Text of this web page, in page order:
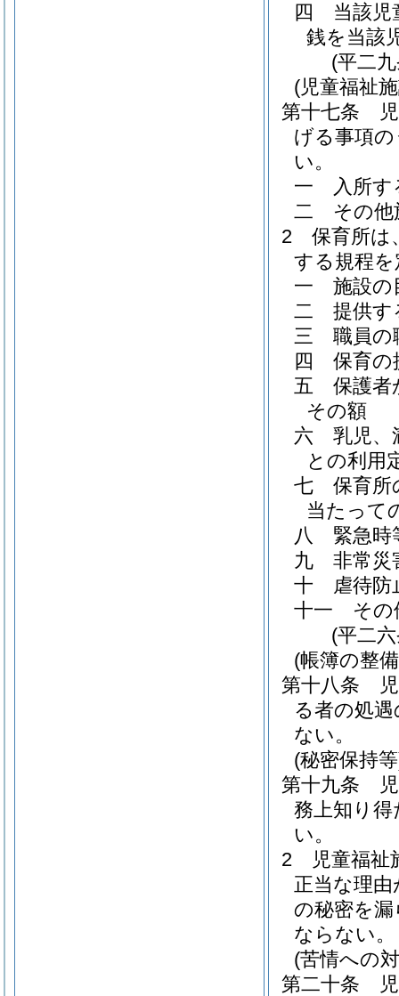
四
当該
銭を当該
(平二
(児童福祉
第十七条
げる事項
い。
一
入所
二
その
2
保育所は
する規程
一
施設の
二
提供す
三
職員の
四
保育の
五
保護者
その額
六
乳児、
との利用
七
保育所
当たって
八
緊急時
九
非常災
十
虐待
十一
その
(平二
(帳簿の整
第十八条
る者の処
ない。
(秘密保持
第十九条
務上知り
い。
2
児童福
正当な理
の秘密を
ならない。
(苦情への
第二十条